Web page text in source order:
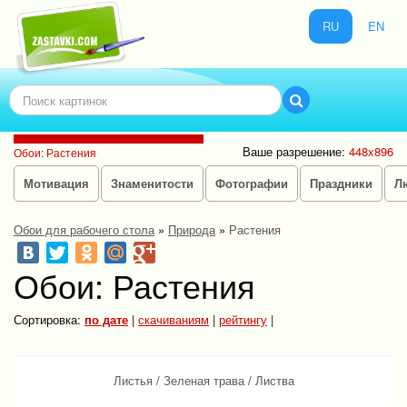
RU EN
Обои: Растения Ваше разрешение: 448x896
Мотивация
Знаменитости Фотографии Праздники
Обои для рабочего стола» Природа» Растения
Обои: Растения
Сортировка: по дате | скачиваниям | рейтингу |
Листья/ Зеленая трава/ Листва